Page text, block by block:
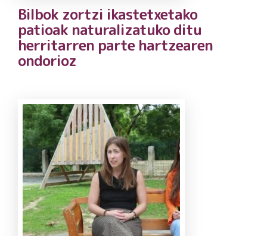
Bilbok zortzi ikastetxetako
patioak naturalizatuko ditu
herritarren parte hartzearen
ondorioz